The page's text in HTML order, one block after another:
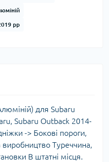
рр
для Subaru
Subaru Outback 2014-
-> Бокові пороги,
виробництво Туреччина,
В штатні місця.